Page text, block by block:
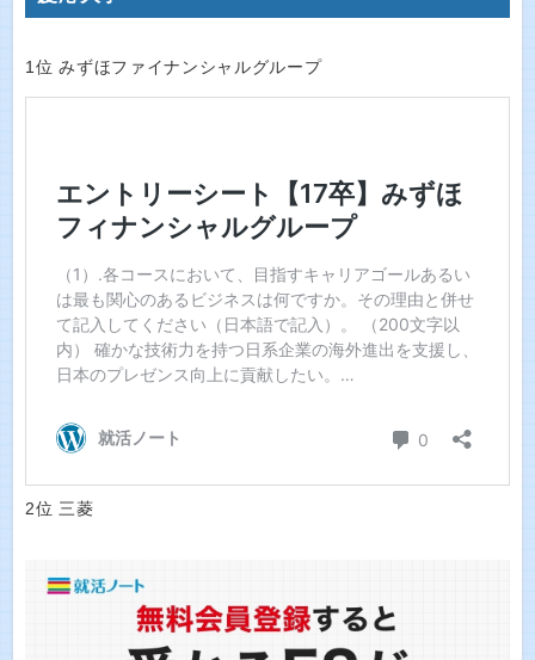
1位 みずほファイナンシャルグループ
2位 三菱